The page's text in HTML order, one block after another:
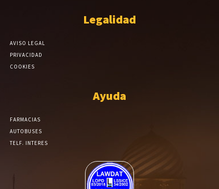
Legalidad
AVISO LEGAL
PRIVACIDAD
COOKIES
Ayuda
FARMACIAS
AUTOBUSES
TELF. INTERES